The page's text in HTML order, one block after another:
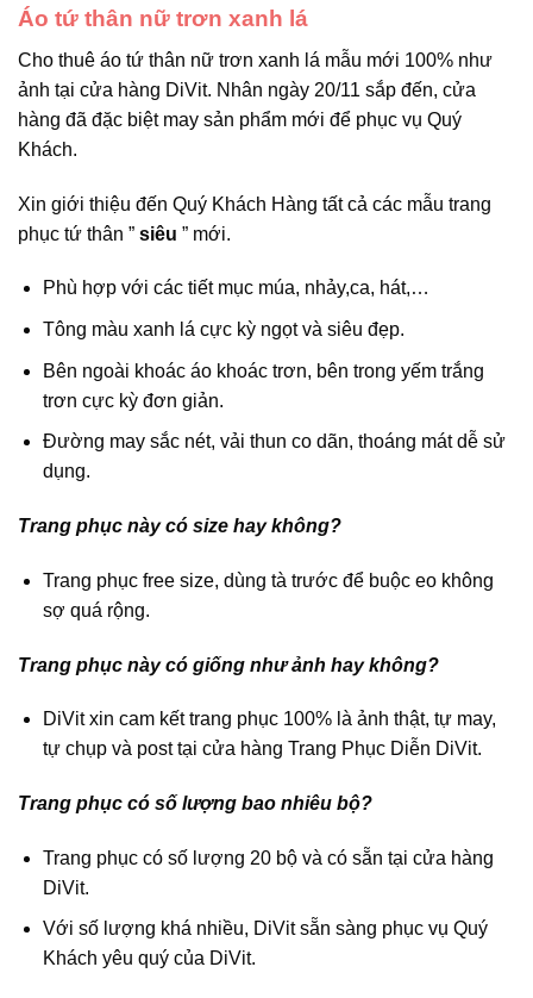
Áo tứ thân nữ trơn xanh lá
Cho thuê áo tứ thân nữ trơn xanh lá mẫu mới 100% như
ảnh tại cửa hàng DiVit. Nhân ngày 20/11 sắp đến, cửa
hàng đã đặc biệt may sản phẩm mới để phục vụ Quý
Khách.
Xin giới thiệu đến Quý Khách Hàng tất cả các mẫu trang
phục tứ thân ” siêu ” mới.
Phù hợp với các tiết mục múa, nhảy,ca, hát,…
Tông màu xanh lá cực kỳ ngọt và siêu đẹp.
Bên ngoài khoác áo khoác trơn, bên trong yếm trắng
trơn cực kỳ đơn giản.
Đường may sắc nét, vải thun co dãn, thoáng mát dễ sử
dụng.
Trang phục này có size hay không?
Trang phục free size, dùng tà trước để buộc eo không
sợ quá rộng.
Trang phục này có giống như ảnh hay không?
DiVit xin cam kết trang phục 100% là ảnh thật, tự may,
tự chụp và post tại cửa hàng Trang Phục Diễn DiVit.
Trang phục có số lượng bao nhiêu bộ?
Trang phục có số lượng 20 bộ và có sẵn tại cửa hàng
DiVit.
Với số lượng khá nhiều, DiVit sẵn sàng phục vụ Quý
Khách yêu quý của DiVit.